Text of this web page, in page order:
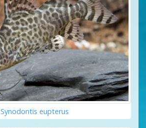
Synodontis eupterus